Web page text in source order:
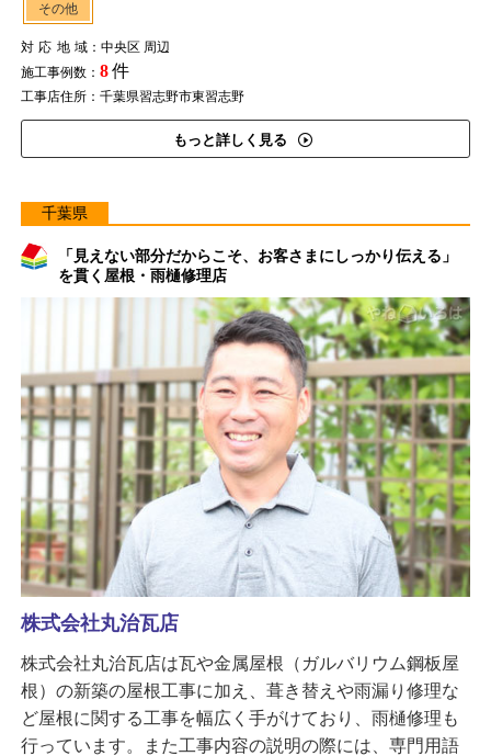
その他
対応地域：中央区 周辺
施工事例数： 8件
工事店住所：千葉県習志野市東習志野
もっと詳しく見る
千葉県
「見えない部分だからこそ、お客さまにしっかり伝える」
を貫く屋根・雨樋修理店
株式会社丸治瓦店
株式会社丸治瓦店は瓦や金属屋根（ガルバリウム鋼板屋
根）の新築の屋根工事に加え、葺き替えや雨漏り修理な
ど屋根に関する工事を幅広く手がけており、雨樋修理も
行っています。また工事内容の説明の際には、専門用語